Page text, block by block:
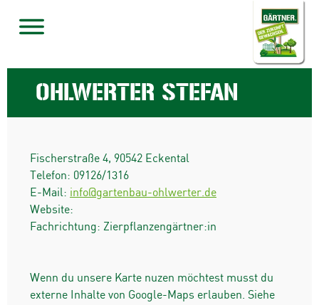
OHLWERTER STEFAN
Fischerstraße 4, 90542 Eckental
Telefon: 09126/1316
E-Mail: info@gartenbau-ohlwerter.de
Website:
Fachrichtung: Zierpflanzengärtner:in
Wenn du unsere Karte nuzen möchtest musst du
externe Inhalte von Google-Maps erlauben. Siehe